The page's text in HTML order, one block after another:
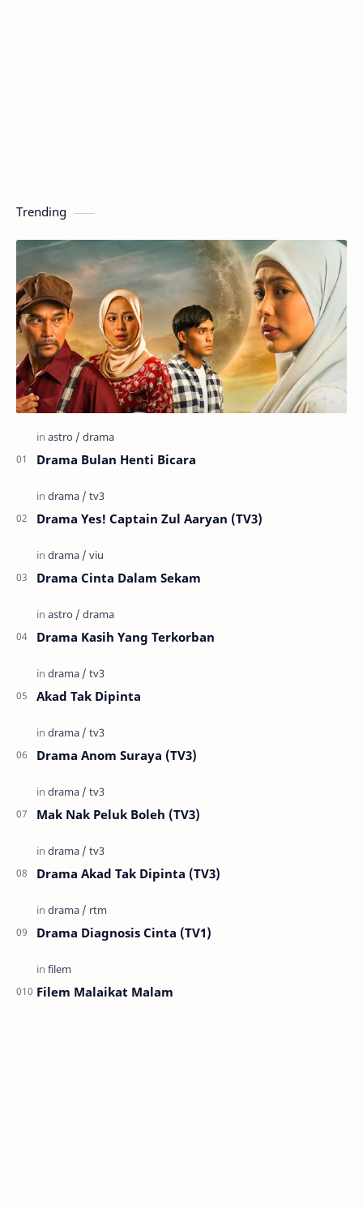
Trending
Drama Bulan Henti Bicara
Drama Yes! Captain Zul Aaryan (TV3)
Drama Cinta Dalam Sekam
Drama Kasih Yang Terkorban
Akad Tak Dipinta
Drama Anom Suraya (TV3)
Mak Nak Peluk Boleh (TV3)
Drama Akad Tak Dipinta (TV3)
Drama Diagnosis Cinta (TV1)
Filem Malaikat Malam